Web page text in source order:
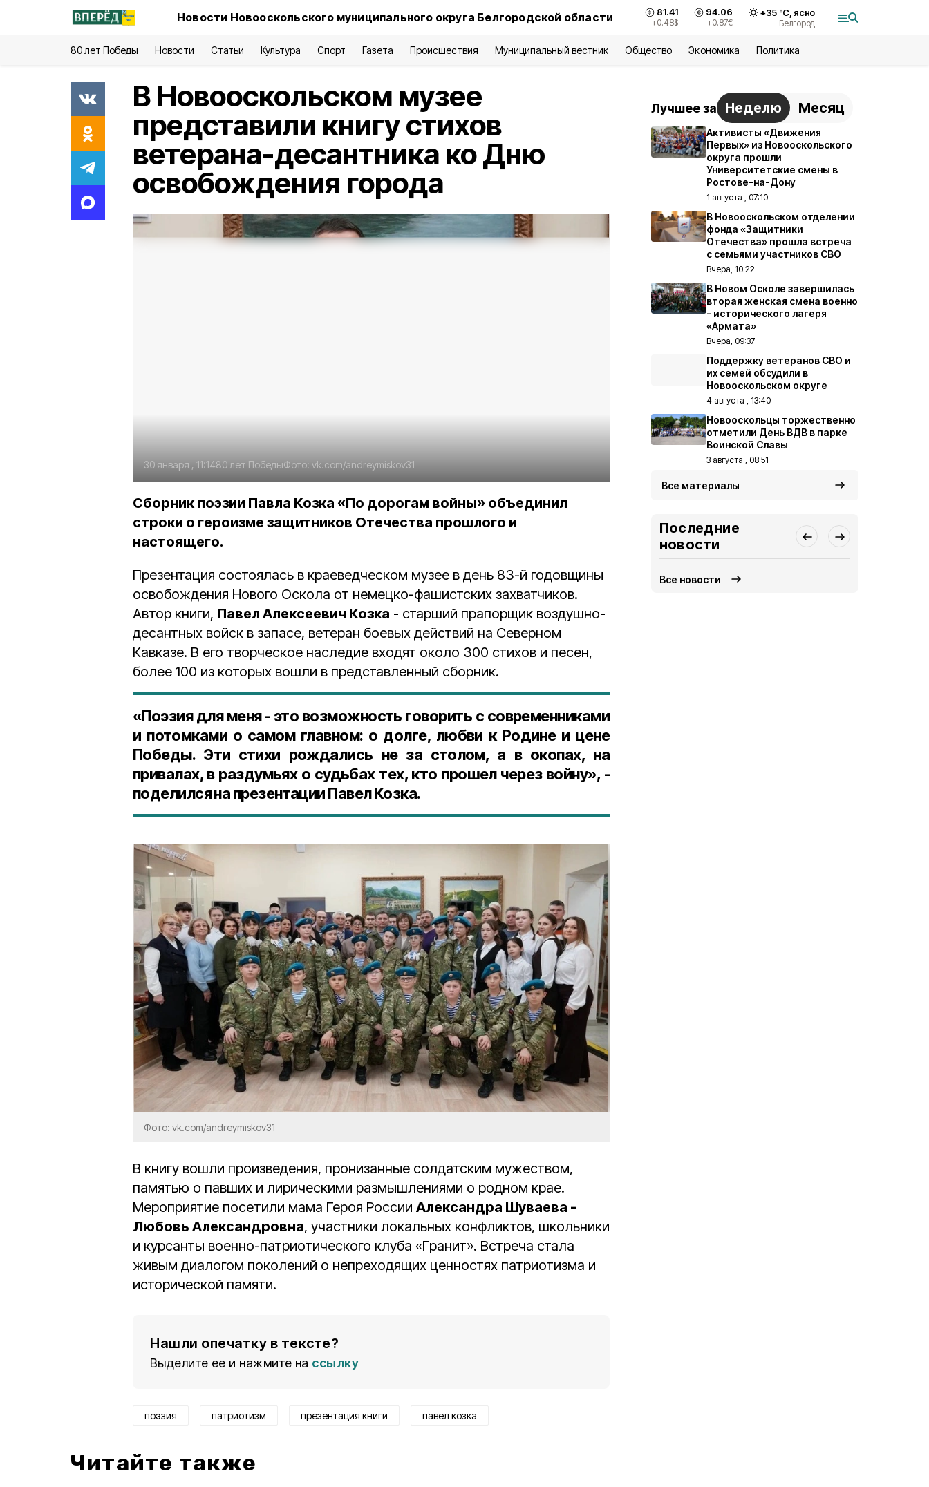
Новости Новооскольского муниципального округа Белгородской области 81.41
+0.48$
94.06
+0.87€
+35°С, ясно
Белгород
80 лет Победы Новости Статьи Культура Спорт Газета Происшествия Муниципальный вестник Общество Экономика Политика
В Новооскольском музее
представили книгу стихов
ветерана-десантника ко Дню
освобождения города
30 января , 11:1480 лет ПобедыФото: vk.com/andreymiskov31
Сборник поэзии Павла Козка «По дорогам войны» объединил
строки о героизме защитников Отечества прошлого и
настоящего.
Презентация состоялась в краеведческом музее в день 83-й годовщины
освобождения Нового Оскола от немецко-фашистских захватчиков.
Автор книги, Павел Алексеевич Козка - старший прапорщик воздушно-
десантных войск в запасе, ветеран боевых действий на Северном
Кавказе. В его творческое наследие входят около 300 стихов и песен,
более 100 из которых вошли в представленный сборник.
«Поэзия для меня - это возможность говорить с современниками
и потомками о самом главном: о долге, любви к Родине и цене
Победы. Эти стихи рождались не за столом, а в окопах, на
привалах, в раздумьях о судьбах тех, кто прошел через войну», -
поделился на презентации Павел Козка.
Фото: vk.com/andreymiskov31
В книгу вошли произведения, пронизанные солдатским мужеством,
памятью о павших и лирическими размышлениями о родном крае.
Мероприятие посетили мама Героя России Александра Шуваева -
Любовь Александровна, участники локальных конфликтов, школьники
и курсанты военно-патриотического клуба «Гранит». Встреча стала
живым диалогом поколений о непреходящих ценностях патриотизма и
исторической памяти.
Нашли опечатку в тексте?
Выделите ее и нажмите на ссылку
поэзия патриотизм презентация книги павел козка
Читайте также
Лучшее за Неделю Месяц
Активисты «Движения
Первых» из Новооскольского
округа прошли
Университетские смены в
Ростове-на-Дону
1 августа , 07:10
В Новооскольском отделении
фонда «Защитники
Отечества» прошла встреча
с семьями участников СВО
Вчера, 10:22
В Новом Осколе завершилась
вторая женская смена военно
- исторического лагеря
«Армата»
Вчера, 09:37
Поддержку ветеранов СВО и
их семей обсудили в
Новооскольском округе
4 августа , 13:40
Новооскольцы торжественно
отметили День ВДВ в парке
Воинской Славы
3 августа , 08:51
Все материалы
Последние
новости
Все новости